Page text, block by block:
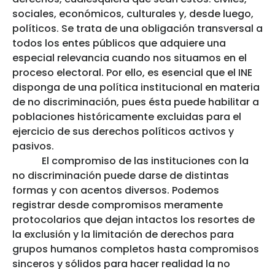
sociales, económicos, culturales y, desde luego,
políticos. Se trata de una obligación transversal a
todos los entes públicos que adquiere una
especial relevancia cuando nos situamos en el
proceso electoral. Por ello, es esencial que el INE
disponga de una política institucional en materia
de no discriminación, pues ésta puede habilitar a
poblaciones históricamente excluidas para el
ejercicio de sus derechos políticos activos y
pasivos.
El compromiso de las instituciones con la
no discriminación puede darse de distintas
formas y con acentos diversos. Podemos
registrar desde compromisos meramente
protocolarios que dejan intactos los resortes de
la exclusión y la limitación de derechos para
grupos humanos completos hasta compromisos
sinceros y sólidos para hacer realidad la no